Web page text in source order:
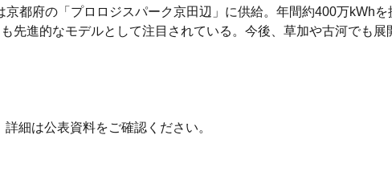
都府の「プロロジスパーク京田辺」に供給。年間約400万kWh
先進的なモデルとして注目されている。今後、草加や古河でも
細は公表資料をご確認ください。